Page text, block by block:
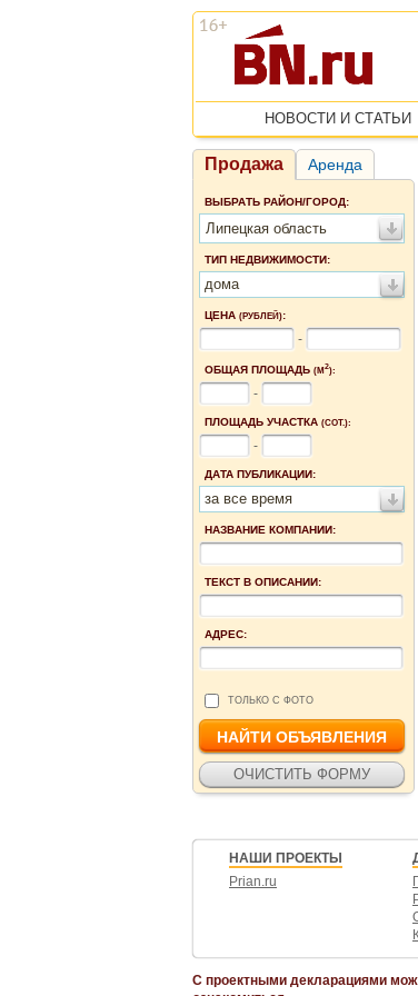
НОВОСТИ И СТАТЬИ
Продажа Аренда
ВЫБРАТЬ РАЙОН/ГОРОД:
Липецкая область
ТИП НЕДВИЖИМОСТИ:
дома
ЦЕНА (РУБЛЕЙ):
-
ОБЩАЯ ПЛОЩАДЬ (М2):
-
ПЛОЩАДЬ УЧАСТКА (СОТ.):
-
ДАТА ПУБЛИКАЦИИ:
за все время
НАЗВАНИЕ КОМПАНИИ:
ТЕКСТ В ОПИСАНИИ:
АДРЕС:
ТОЛЬКО С ФОТО
НАШИ ПРОЕКТЫ
Prian.ru
С проектными декларациями